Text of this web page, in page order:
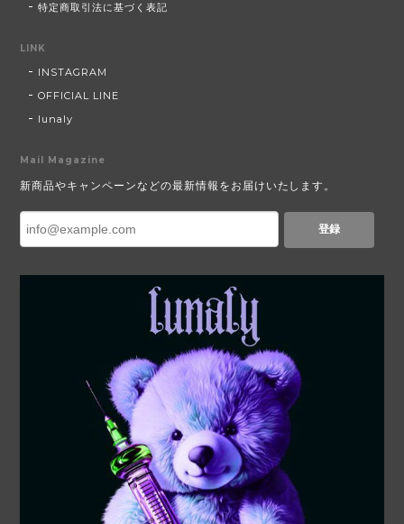
特定商取引法に基づく表記
LINK
INSTAGRAM
OFFICIAL LINE
lunaly
Mail Magazine
新商品やキャンペーンなどの最新情報をお届けいたします。
登録